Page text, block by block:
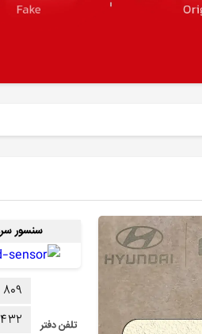
سنسور
تلفن دفتر
۸۰۹
۴۳۲